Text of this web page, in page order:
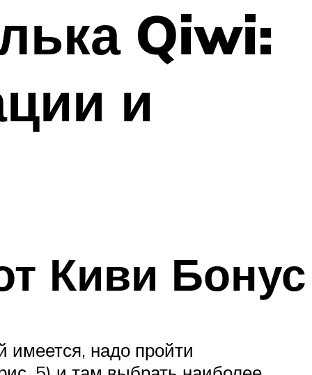
Qiwi:
и
Киви Бонус
имеется, надо пройти